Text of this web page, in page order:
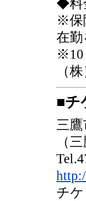
◆料
※保
在
※10
（
■チ
三
（
チ